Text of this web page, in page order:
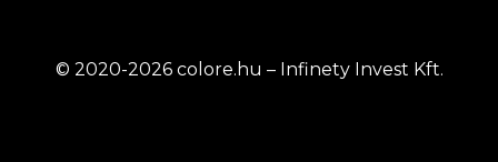
© 2020-2026 colore.hu – Infinety Invest Kft.